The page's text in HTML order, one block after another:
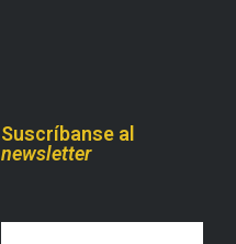
Suscríbanse al
newsletter